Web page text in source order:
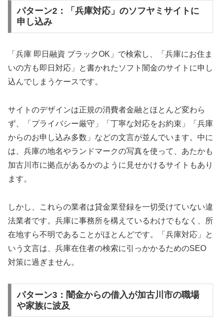
パターン2：「兵庫対応」のソフヤミサイトに
申し込み
「兵庫 即日融資 ブラックOK」で検索し、「兵庫にお住ま
いの方も即日対応」と書かれたソフト闇金のサイトに申し
込んでしまうケースです。
サイトのデザインは正規の消費者金融とほとんど変わら
ず、「プライバシー厳守」「丁寧な対応をお約束」「兵庫
からのお申し込み多数」などの文言が並んでいます。中に
は、兵庫の地名やランドマークの写真を使って、あたかも
加古川市に拠点があるかのように見せかけるサイトもあり
ます。
しかし、これらの業者は貸金業登録を一切受けていない違
法業者です。兵庫に事務所を構えているわけでもなく、所
在地すら不明であることがほとんどです。「兵庫対応」と
いう文言は、兵庫在住者の検索に引っかかるためのSEO
対策に過ぎません。
パターン3：闇金からの借入が加古川市の職場
や家族に波及